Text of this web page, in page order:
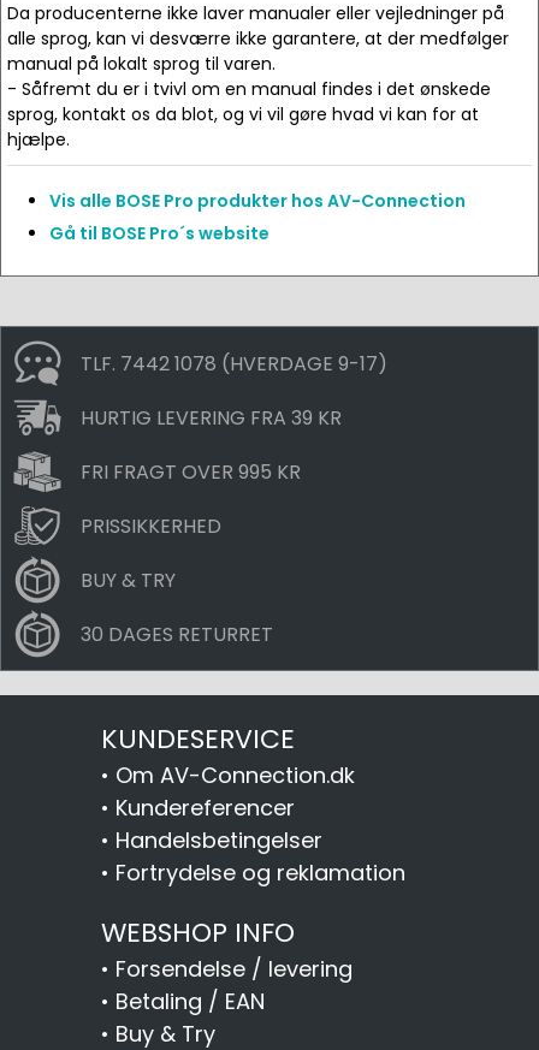
Da producenterne ikke laver manualer eller vejledninger på
alle sprog, kan vi desværre ikke garantere, at der medfølger
manual på lokalt sprog til varen.
- Såfremt du er i tvivl om en manual findes i det ønskede
sprog, kontakt os da blot, og vi vil gøre hvad vi kan for at
hjælpe.
Vis alle BOSE Pro produkter hos AV-Connection
Gå til BOSE Pro´s website
TLF. 7442 1078 (HVERDAGE 9-17)
HURTIG LEVERING FRA 39 KR
FRI FRAGT OVER 995 KR
PRISSIKKERHED
BUY & TRY
30 DAGES RETURRET
KUNDESERVICE
• Om AV-Connection.dk
• Kundereferencer
• Handelsbetingelser
• Fortrydelse og reklamation
WEBSHOP INFO
• Forsendelse / levering
• Betaling / EAN
• Buy & Try